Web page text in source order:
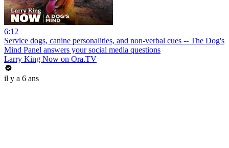
6:12
Service dogs, canine personalities, and non-verbal cues -- The Dog's
Mind Panel answers your social media questions
Larry King Now on Ora.TV
il y a 6 ans